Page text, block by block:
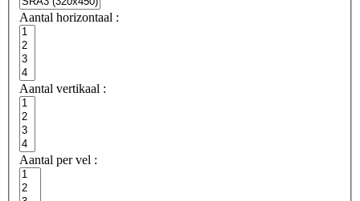
Aantal horizontaal :
Aantal vertikaal :
Aantal per vel :